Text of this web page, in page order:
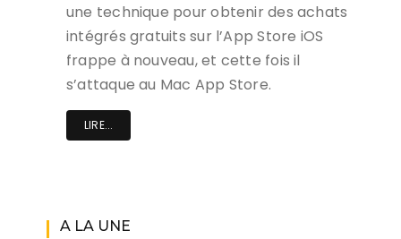
une technique pour obtenir des achats
intégrés gratuits sur l’App Store iOS
frappe à nouveau, et cette fois il
s’attaque au Mac App Store.
LIRE...
A LA UNE